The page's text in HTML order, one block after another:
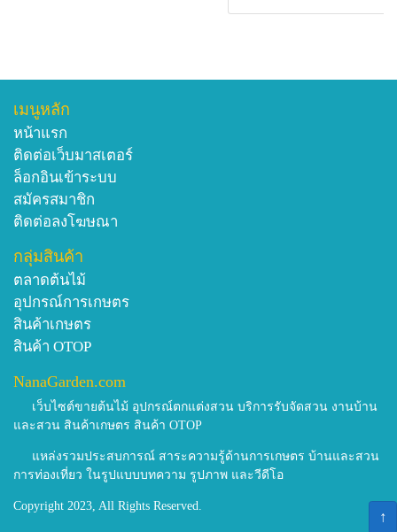
เมนูหลัก
หน้าแรก
ติดต่อเว็บมาสเตอร์
ล็อกอินเข้าระบบ
สมัครสมาชิก
ติดต่อลงโฆษณา
กลุ่มสินค้า
ตลาดต้นไม้
อุปกรณ์การเกษตร
สินค้าเกษตร
สินค้า OTOP
NanaGarden.com
เว็บไซต์ขายต้นไม้ อุปกรณ์ตกแต่งสวน บริการรับจัดสวน งานบ้าน
และสวน สินค้าเกษตร สินค้า OTOP
แหล่งรวมประสบการณ์ สาระความรู้ด้านการเกษตร บ้านและสวน
การท่องเที่ยว ในรูปแบบบทความ รูปภาพ และวีดีโอ
Copyright 2023, All Rights Reserved.
↑